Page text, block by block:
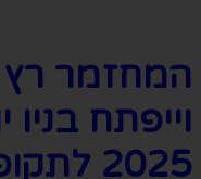
המחזמר רץ
2025